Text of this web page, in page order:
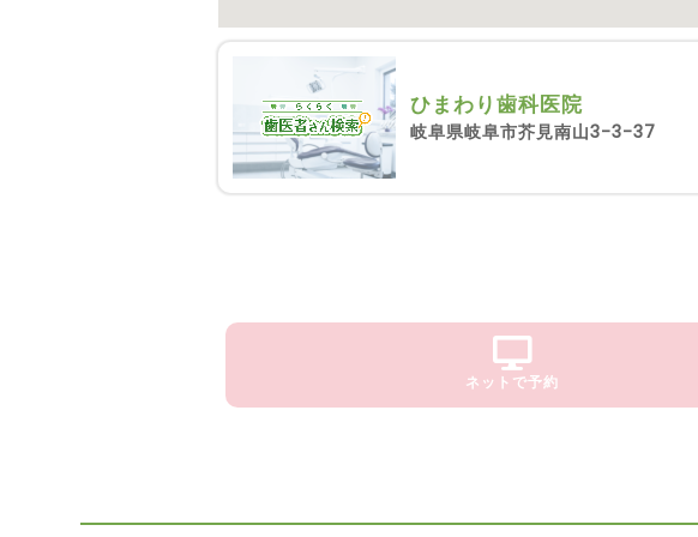
ひまわり歯科医院
岐阜県岐阜市芥見南山3-3-37
ネットで予約